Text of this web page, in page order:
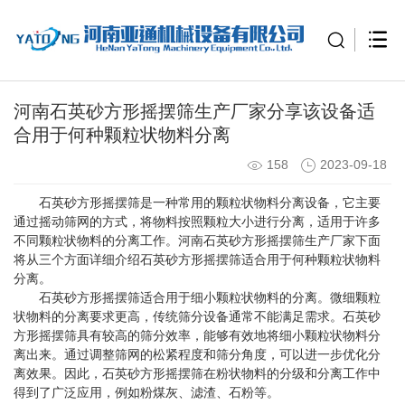
河南石英砂方形摇摆筛生产厂家分享该设备适
合用于何种颗粒状物料分离
158 2023-09-18
石英砂方形摇摆筛是一种常用的颗粒状物料分离设备，它主要
通过摇动筛网的方式，将物料按照颗粒大小进行分离，适用于许多
不同颗粒状物料的分离工作。河南石英砂方形摇摆筛生产厂家下面
将从三个方面详细介绍石英砂方形摇摆筛适合用于何种颗粒状物料
分离。
石英砂方形摇摆筛适合用于细小颗粒状物料的分离。微细颗粒
状物料的分离要求更高，传统筛分设备通常不能满足需求。石英砂
方形摇摆筛具有较高的筛分效率，能够有效地将细小颗粒状物料分
离出来。通过调整筛网的松紧程度和筛分角度，可以进一步优化分
离效果。因此，石英砂方形摇摆筛在粉状物料的分级和分离工作中
得到了广泛应用，例如粉煤灰、滤渣、石粉等。